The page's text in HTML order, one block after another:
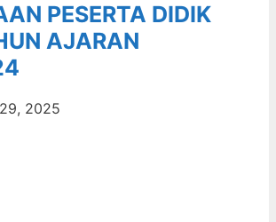
PESERTA DIDIK
AJARAN
2025